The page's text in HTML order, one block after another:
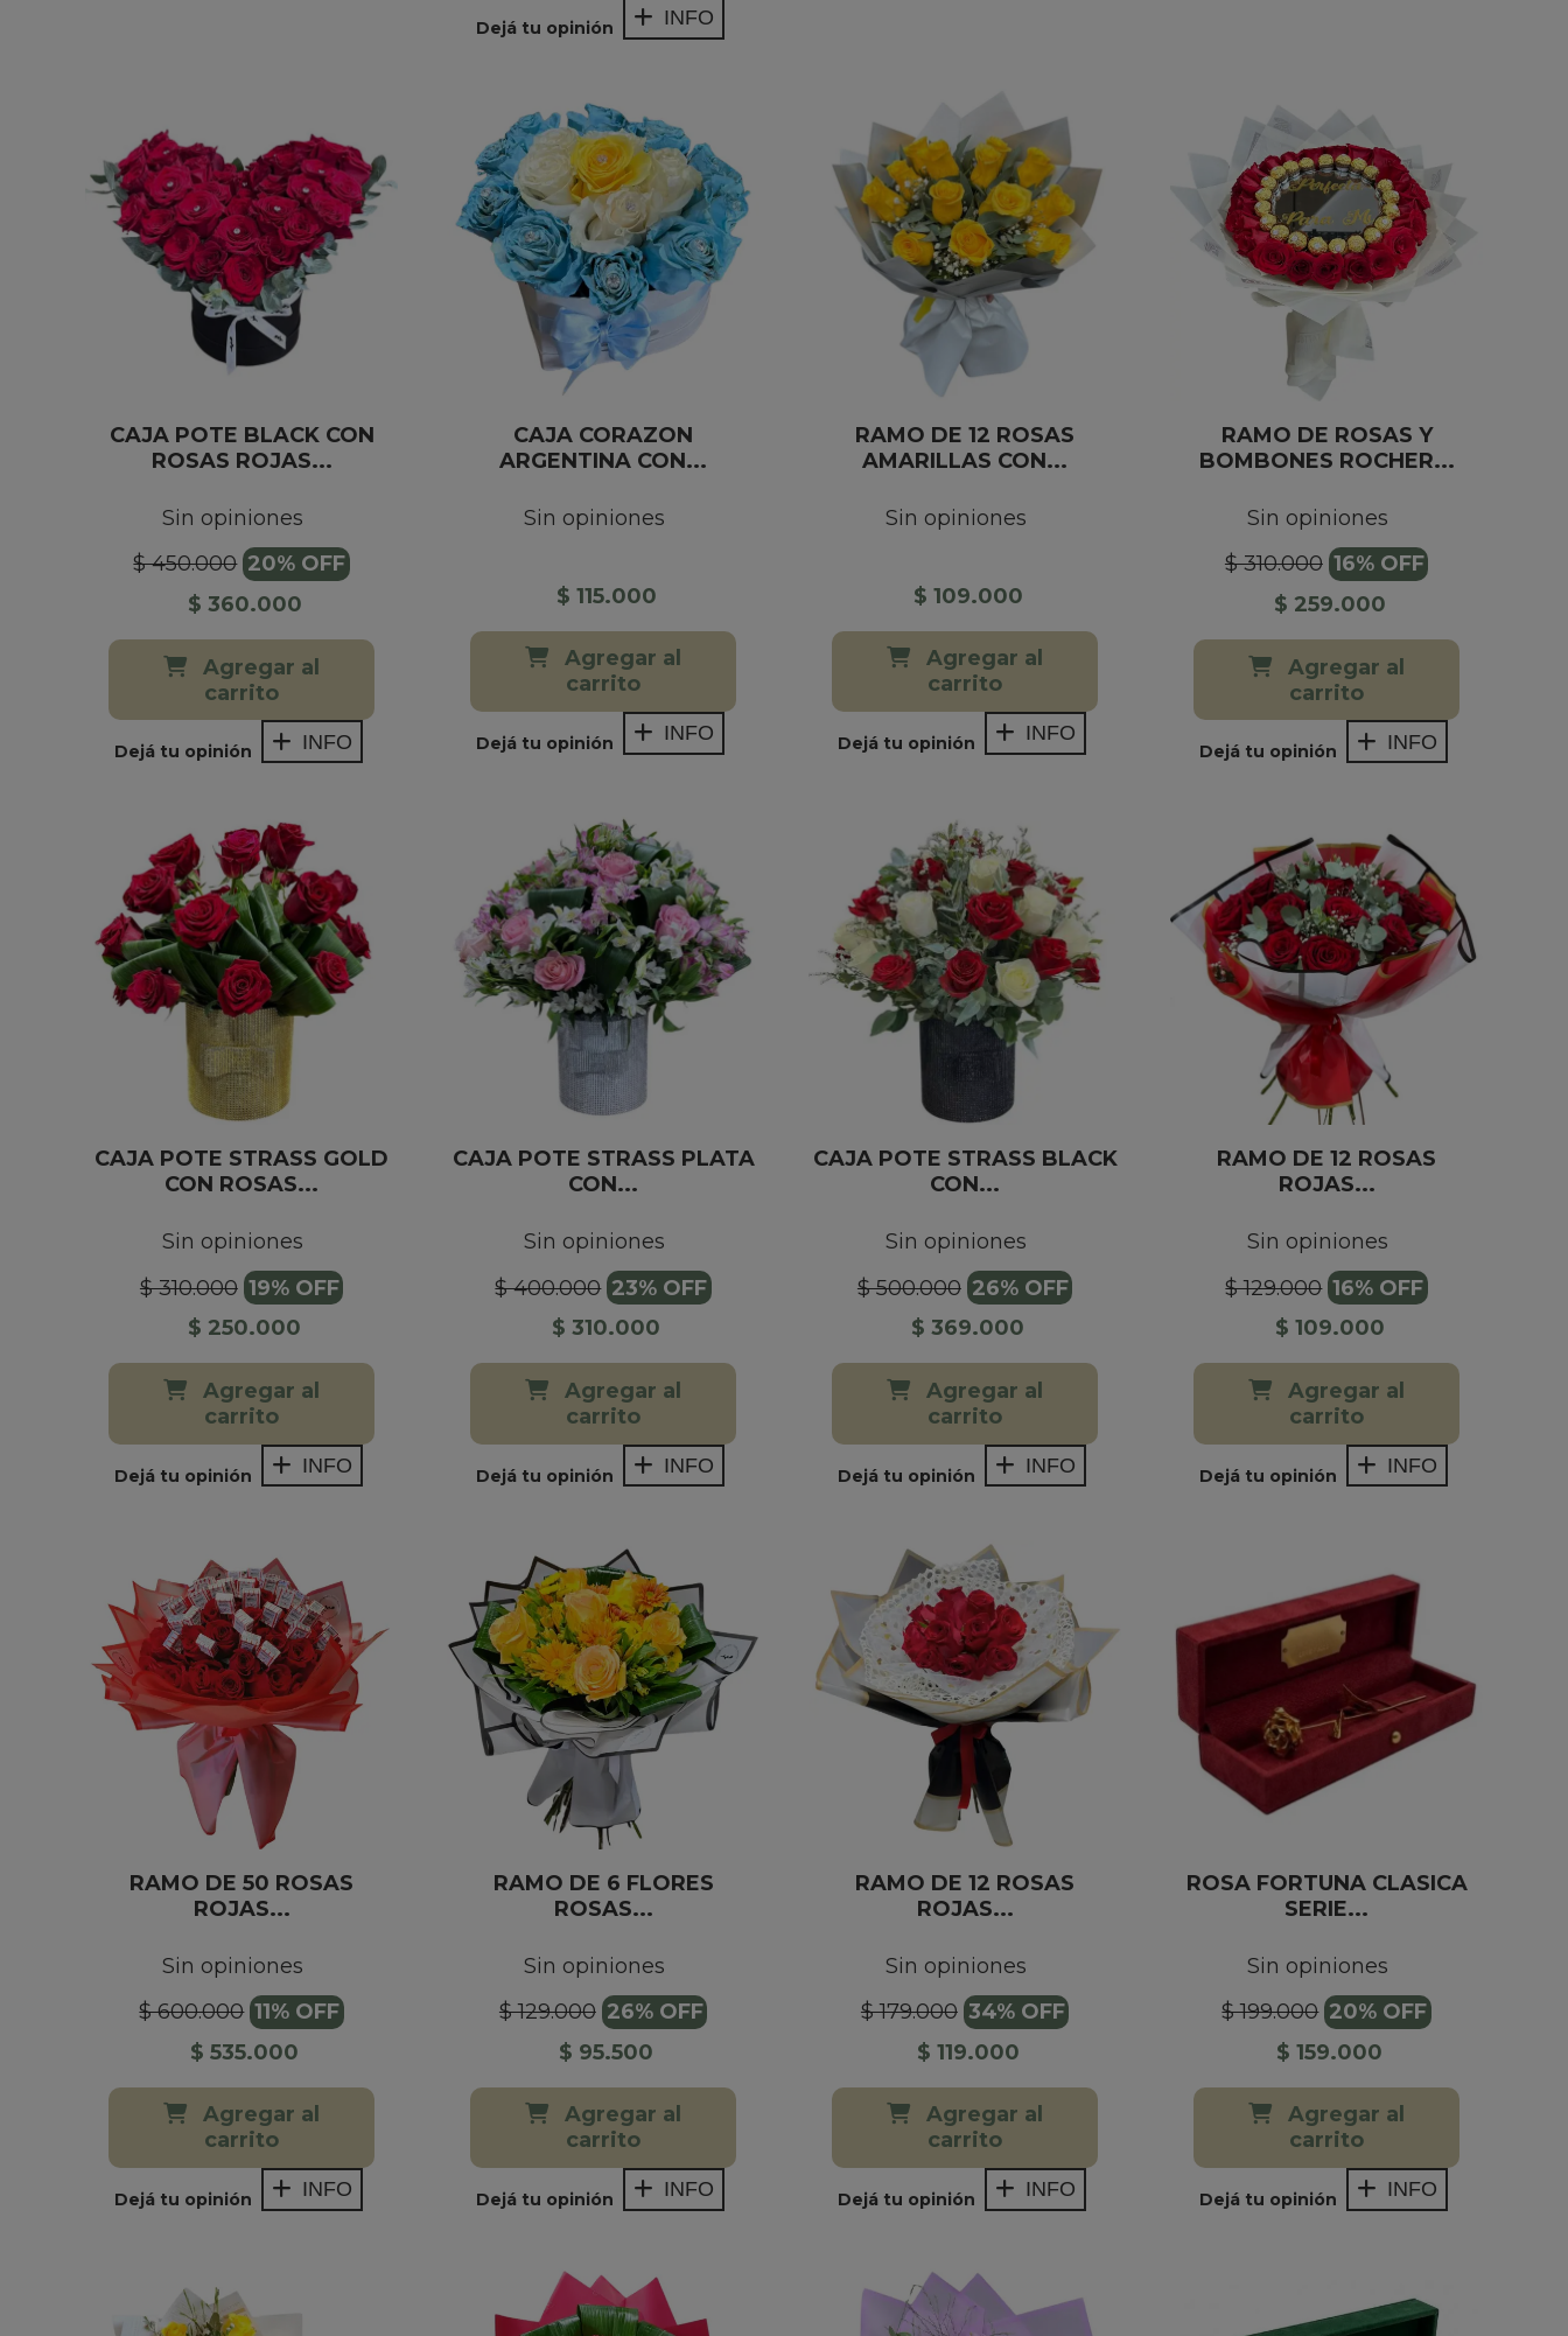
Dejá tu opinión INFO
CAJA POTE BLACK CON
ROSAS ROJAS...
Sin opiniones
$ 450.000 20% OFF
$ 360.000
Agregar al
carrito
Dejá tu opinión INFO
CAJA CORAZON
ARGENTINA CON...
Sin opiniones
$ 115.000
Agregar al
carrito
Dejá tu opinión INFO
RAMO DE 12 ROSAS
AMARILLAS CON...
Sin opiniones
$ 109.000
Agregar al
carrito
Dejá tu opinión INFO
RAMO DE ROSAS Y
BOMBONES ROCHER...
Sin opiniones
$ 310.000 16% OFF
$ 259.000
Agregar al
carrito
Dejá tu opinión INFO
CAJA POTE STRASS GOLD
CON ROSAS...
Sin opiniones
$ 310.000 19% OFF
$ 250.000
Agregar al
carrito
Dejá tu opinión INFO
CAJA POTE STRASS PLATA
CON...
Sin opiniones
$ 400.000 23% OFF
$ 310.000
Agregar al
carrito
Dejá tu opinión INFO
CAJA POTE STRASS BLACK
CON...
Sin opiniones
$ 500.000 26% OFF
$ 369.000
Agregar al
carrito
Dejá tu opinión INFO
RAMO DE 12 ROSAS
ROJAS...
Sin opiniones
$ 129.000 16% OFF
$ 109.000
Agregar al
carrito
Dejá tu opinión INFO
RAMO DE 50 ROSAS
ROJAS...
Sin opiniones
$ 600.000 11% OFF
$ 535.000
Agregar al
carrito
Dejá tu opinión INFO
RAMO DE 6 FLORES
ROSAS...
Sin opiniones
$ 129.000 26% OFF
$ 95.500
Agregar al
carrito
Dejá tu opinión INFO
RAMO DE 12 ROSAS
ROJAS...
Sin opiniones
$ 179.000 34% OFF
$ 119.000
Agregar al
carrito
Dejá tu opinión INFO
ROSA FORTUNA CLASICA
SERIE...
Sin opiniones
$ 199.000 20% OFF
$ 159.000
Agregar al
carrito
Dejá tu opinión INFO